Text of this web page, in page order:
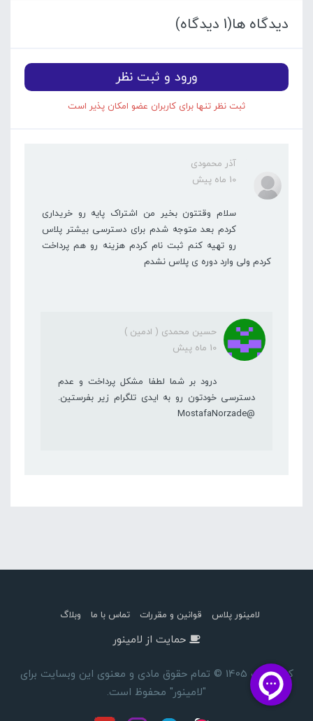
دیدگاه ها(1 دیدگاه)
ورود و ثبت نظر
ثبت نظر تنها برای کاربران عضو امکان پذیر است
آذر محمودی
10 ماه پیش
سلام وقتتون بخیر من اشتراک پایه رو خریداری
کردم بعد متوجه شدم برای دسترسی بیشتر پلاس
رو تهیه کنم ثبت نام کردم هزینه رو هم پرداخت
کردم ولی وارد دوره ی پلاس نشدم
حسین محمدی ( ادمین )
10 ماه پیش
درود بر شما لطفا مشکل پرداخت و عدم
دسترسی خودتون رو به ایدی تلگرام زیر بفرستین.
@MostafaNorzade
لامینور پلاس قوانین و مقررات تماس با ما وبلاگ
حمایت از لامینور
کپی رایت 1405 © تمام حقوق مادی و معنوی این وبسایت برای
"لامینور" محفوظ است.